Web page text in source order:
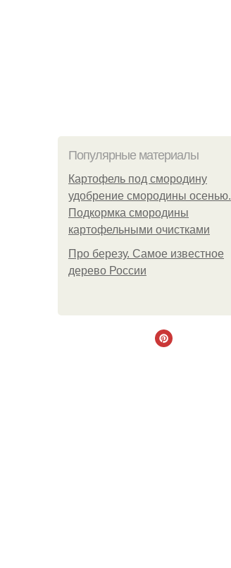
Популярные материалы
Картофель под смородину
удобрение смородины осенью.
Подкормка смородины
картофельными очистками
Про березу. Самое известное
дерево России